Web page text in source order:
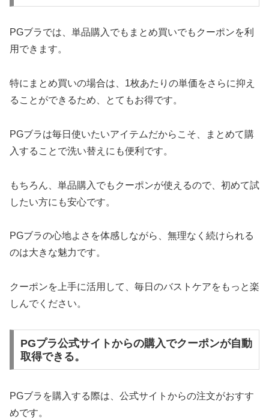
PGブラでは、単品購入でもまとめ買いでもクーポンを利
用できます。
特にまとめ買いの場合は、1枚あたりの単価をさらに抑え
ることができるため、とてもお得です。
PGブラは毎日使いたいアイテムだからこそ、まとめて購
入することで洗い替えにも便利です。
もちろん、単品購入でもクーポンが使えるので、初めて試
したい方にも安心です。
PGブラの心地よさを体感しながら、無理なく続けられる
のは大きな魅力です。
クーポンを上手に活用して、毎日のバストケアをもっと楽
しんでください。
PGプラ公式サイトからの購入でクーポンが自動
取得できる。
PGブラを購入する際は、公式サイトからの注文がおすす
めです。